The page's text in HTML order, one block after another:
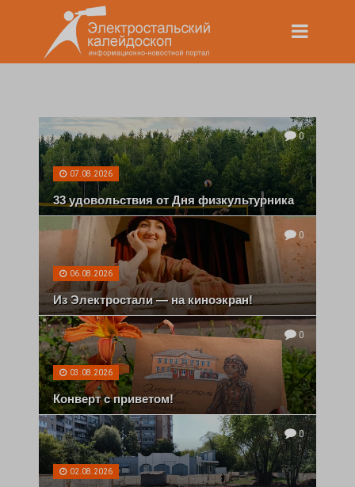
0
07.08.2026
33 удовольствия от Дня физкультурника
0
06.08.2026
Из Электростали — на киноэкран!
0
03.08.2026
Конверт с приветом!
0
02.08.2026